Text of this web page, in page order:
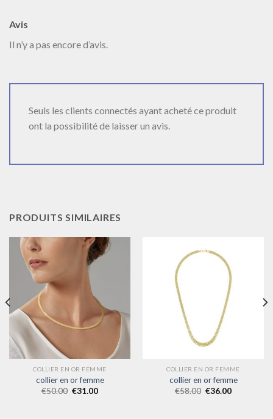
Avis
Il n’y a pas encore d’avis.
Seuls les clients connectés ayant acheté ce produit
ont la possibilité de laisser un avis.
PRODUITS SIMILAIRES
COLLIER EN OR FEMME
collier en or femme
€50.00 €31.00
COLLIER EN OR FEMME
collier en or femme
€58.00 €36.00